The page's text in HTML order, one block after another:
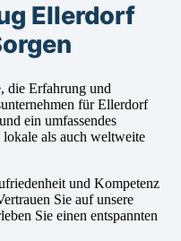
Ellerdorf
die Erfahrung und
für Ellerdorf
ein umfassendes
als auch weltweite
und Kompetenz
Sie auf unsere
Sie einen entspannten